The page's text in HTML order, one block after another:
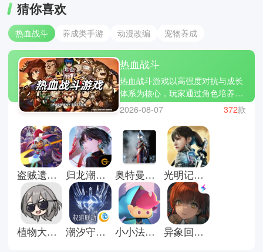
猜你喜欢
热血战斗 养成类手游 动漫改编 宠物养成
热血战斗
热血战斗游戏以高强度对抗与成长
体系为核心，玩家通过角色培养、
技能组合与战斗操作不断提升实
力，在多样化战场中完成挑战。游
戏通常融合连招系统、装备强化、
关卡推进与竞技对战，强调节奏感
与爆发式战斗体验。火影忍者手
游、王者荣耀、崩坏3，涵盖了格
斗竞技、团队对抗与剧情战斗等多
种玩法类型。玩家可以通过不断练
习操作、优化阵容与提升角色战
力，在对战中释放技能连击，体验
强对抗与高节奏的战斗乐趣。
2026-08-07 372款
盗贼遗产2汉化版 归龙潮官方正版 奥特曼格斗进化重生直装版 光明记忆无限手游
植物大战僵尸星铁版 潮汐守望者手游 小小法师小游戏 异象回声官方版